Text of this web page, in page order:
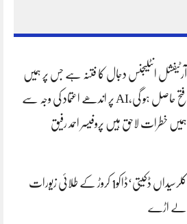
آرٹیفشل انٹلیجنس دجال کا فتنہ ہے جس پر ہمیں
فتح حاصل ہو گی،AI پر اندھے اعتماد کی وجہ سے
ہمیں خطرات لاحق ہیں پروفیسر احمد رفیق
کلرسیداں ڈکیتی‘ڈاکو1 کروڑ کے طلائی زیورات
لے اڑے